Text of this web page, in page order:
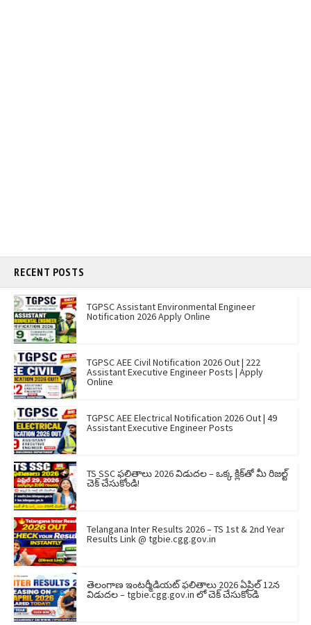
RECENT POSTS
TGPSC Assistant Environmental Engineer
Notification 2026 Apply Online
TGPSC AEE Civil Notification 2026 Out | 222
Assistant Executive Engineer Posts | Apply
Online
TGPSC AEE Electrical Notification 2026 Out | 49
Assistant Executive Engineer Posts
TS SSC ఫలితాలు 2026 విడుదల – ఒక్క క్లిక్‌తో మీ రిజల్ట్
చెక్ చేసుకోండి!
Telangana Inter Results 2026 – TS 1st & 2nd Year
Results Link @ tgbie.cgg.gov.in
తెలంగాణ ఇంటర్మీడియట్ ఫలితాలు 2026 ఏప్రిల్ 12న
విడుదల – tgbie.cgg.gov.in లో చెక్ చేసుకోండి